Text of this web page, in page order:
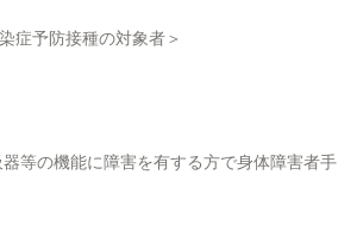
症予防接種の対象者＞
等の機能に障害を有する方で身体障害者手